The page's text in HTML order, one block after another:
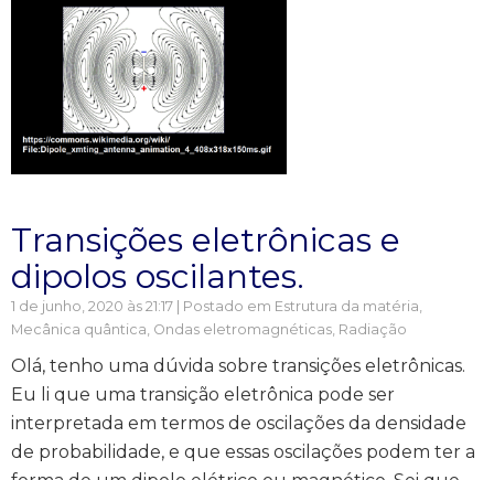
Transições eletrônicas e
dipolos oscilantes.
1 de junho, 2020 às 21:17 | Postado em Estrutura da matéria,
Mecânica quântica, Ondas eletromagnéticas, Radiação
Olá, tenho uma dúvida sobre transições eletrônicas.
Eu li que uma transição eletrônica pode ser
interpretada em termos de oscilações da densidade
de probabilidade, e que essas oscilações podem ter a